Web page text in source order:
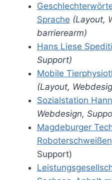
Sprache (Layout,
barrierearm)
Hans Liese
Support)
Mobile
(Layout,
Sozialstation
Webdesign,
Magdeburger
Roboterschweißen
Support)